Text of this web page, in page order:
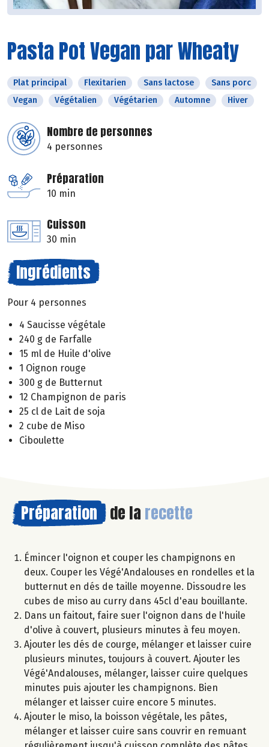
Pasta Pot Vegan par Wheaty
Plat principal Flexitarien Sans lactose
Sans porc
Vegan
Végétalien Végétarien Automne Hiver
Nombre de personnes
4 personnes
Préparation
10 min
Cuisson
30 min
Ingrédients
Pour 4 personnes
4 Saucisse végétale
240 g de Farfalle
15 ml de Huile d'olive
1 Oignon rouge
300 g de Butternut
12 Champignon de paris
25 cl de Lait de soja
2 cube de Miso
Ciboulette
Préparation de la recette
Émincer l'oignon et couper les champignons en
deux. Couper les Végé'Andalouses en rondelles et la
butternut en dés de taille moyenne. Dissoudre les
cubes de miso au curry dans 45cl d'eau bouillante.
Dans un faitout, faire suer l'oignon dans de l'huile
d'olive à couvert, plusieurs minutes à feu moyen.
Ajouter les dés de courge, mélanger et laisser cuire
plusieurs minutes, toujours à couvert. Ajouter les
Végé'Andalouses, mélanger, laisser cuire quelques
minutes puis ajouter les champignons. Bien
mélanger et laisser cuire encore 5 minutes.
Ajouter le miso, la boisson végétale, les pâtes,
mélanger et laisser cuire sans couvrir en remuant